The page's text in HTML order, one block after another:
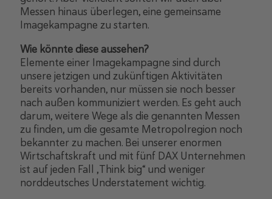
Messen hinaus überlegen, eine gemeinsame
Imagekampagne zu starten.
Wie könnte diese aussehen?
Elemente einer Imagekampagne sind durch
unsere jetzigen und zukünftigen Aktivitäten
bereits vorhanden, nur müssen sie noch besser
nach außen kommuniziert werden. Es geht auch
darum, weitere Wege als die genannten Messen
zu finden, um die gesamte Metropolregion noch
bekannter zu machen. Bei unserer enormen
Wirtschaftskraft und mit fünf DAX Unternehmen
ist auf jeden Fall „Think big“ und weniger
norddeutsches Understatement wichtig.